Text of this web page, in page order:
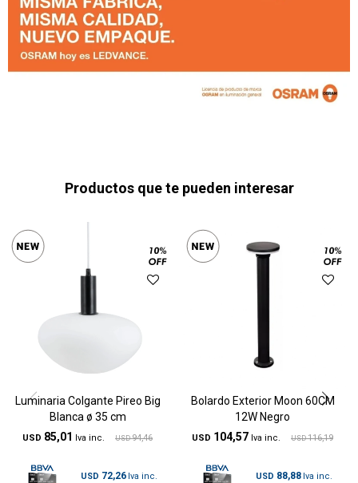
Productos que te pueden interesar
Luminaria Colgante Pireo Big
Blanca ø 35 cm
USD 85,01 USD 94,46
USD 72,26
Bolardo Exterior Moon 60CM
12W Negro
USD 104,57 USD 116,19
USD 88,88